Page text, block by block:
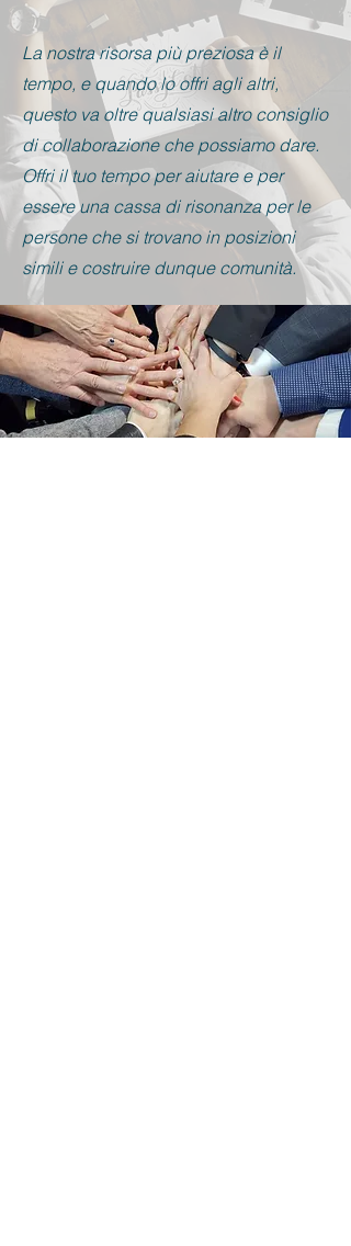
La nostra risorsa più preziosa è il
tempo, e quando lo offri agli altri,
questo va oltre qualsiasi altro consiglio
di collaborazione che possiamo dare.
Offri il tuo tempo per aiutare e per
essere una cassa di risonanza per le
persone che si trovano in posizioni
simili e costruire dunque comunità.